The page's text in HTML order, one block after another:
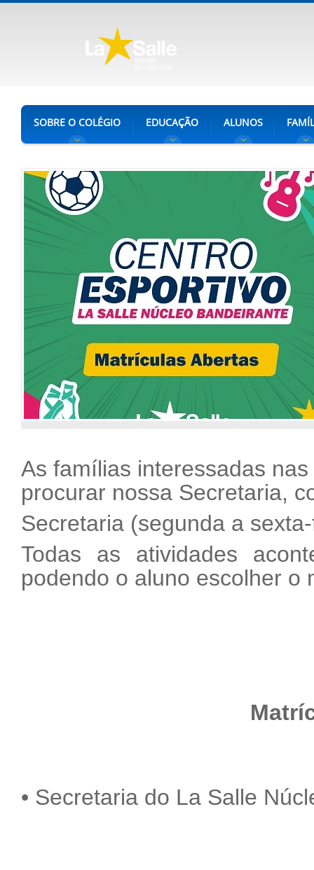
SOBRE O COLÉGIO EDUCAÇÃO ALUNOS
As famílias interessadas
procurar nossa Secretaria,
Secretaria (segunda a
Todas as atividades
podendo o aluno escolher o
• Secretaria do La Salle